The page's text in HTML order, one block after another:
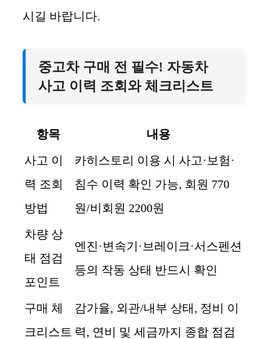
시길 바랍니다.
중고차 구매 전 필수! 자동차
사고 이력 조회와 체크리스트
항목
내용
사고 이
력 조회
방법
카히스토리 이용 시 사고·보험·
침수 이력 확인 가능, 회원 770
원/비회원 2200원
차량 상
태 점검
포인트
엔진·변속기·브레이크·서스펜션
등의 작동 상태 반드시 확인
구매 체
크리스트
감가율, 외관/내부 상태, 정비 이
력, 연비 및 세금까지 종합 점검